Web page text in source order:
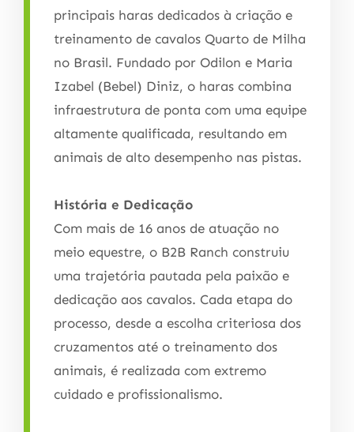
principais haras dedicados à criação e
treinamento de cavalos Quarto de Milha
no Brasil. Fundado por Odilon e Maria
Izabel (Bebel) Diniz, o haras combina
infraestrutura de ponta com uma equipe
altamente qualificada, resultando em
animais de alto desempenho nas pistas.
História e Dedicação
Com mais de 16 anos de atuação no
meio equestre, o B2B Ranch construiu
uma trajetória pautada pela paixão e
dedicação aos cavalos. Cada etapa do
processo, desde a escolha criteriosa dos
cruzamentos até o treinamento dos
animais, é realizada com extremo
cuidado e profissionalismo.